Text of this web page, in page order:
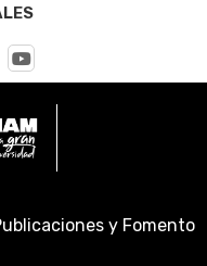
y Fomento